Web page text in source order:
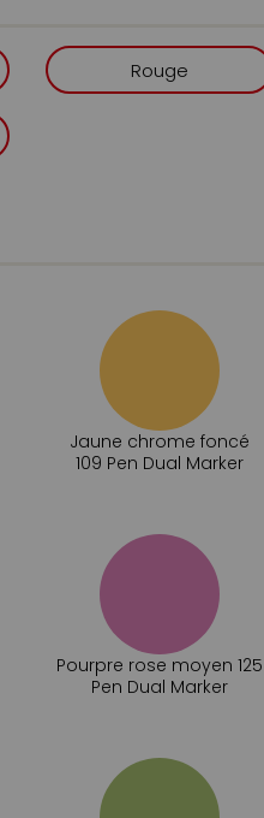
Rouge
Jaune chrome foncé
109 Pen Dual Marker
Pourpre rose moyen 125
Pen Dual Marker